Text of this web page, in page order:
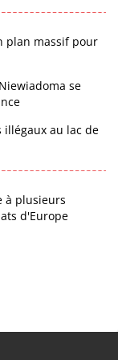
plan massif pour
se
illégaux au lac de
à plusieurs
d'Europe